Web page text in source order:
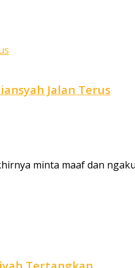
Jalan Terus
minta maaf dan